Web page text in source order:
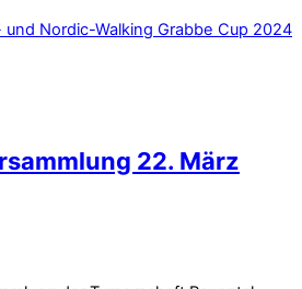
Nordic-Walking Grabbe Cup 2024
22. März